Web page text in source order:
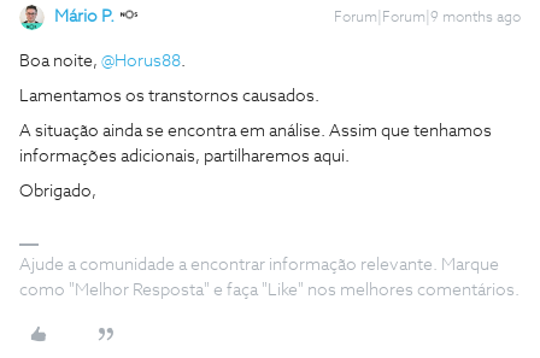
Mário P. Forum|Forum|9 months ago
Boa noite, ​ @Horus88.
Lamentamos os transtornos causados.
A situação ainda se encontra em análise. Assim que tenhamos
informações adicionais, partilharemos aqui.
Obrigado,
Ajude a comunidade a encontrar informação relevante. Marque
como "Melhor Resposta" e faça "Like" nos melhores comentários.